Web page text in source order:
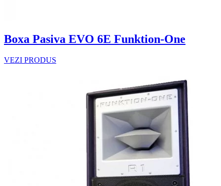
Boxa Pasiva EVO 6E Funktion-One
VEZI PRODUS